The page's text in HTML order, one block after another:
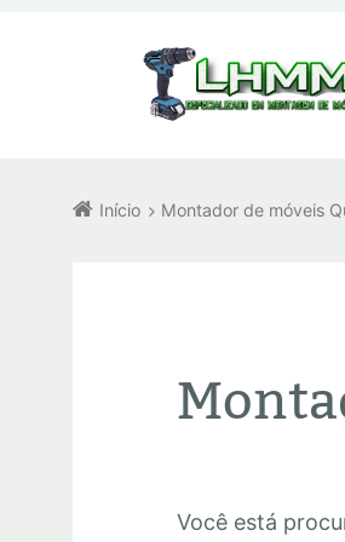
Início Montador de móveis
Você está